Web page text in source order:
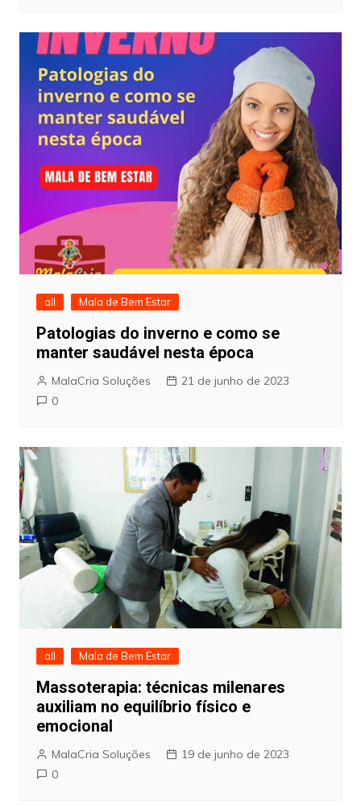
all Mala de Bem Estar
Patologias do inverno e como se
manter saudável nesta época
MalaCria Soluções
21 de junho de 2023
0
all Mala de Bem Estar
Massoterapia: técnicas milenares
auxiliam no equilíbrio físico e
emocional
MalaCria Soluções
19 de junho de 2023
0